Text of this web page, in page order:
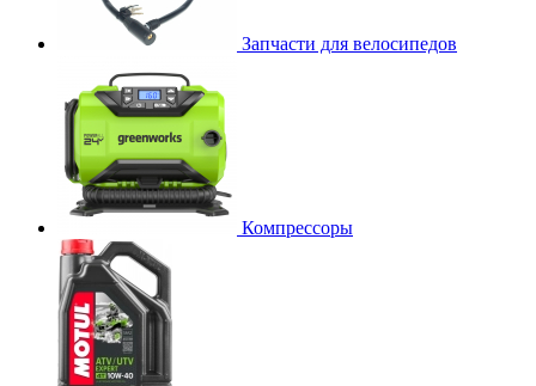
Запчасти для велосипедов
Компрессоры